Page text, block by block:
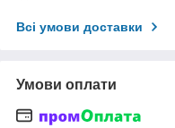
Всі умови доставки
Умови оплати